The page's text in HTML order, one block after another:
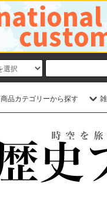
商品カテゴリーから探す